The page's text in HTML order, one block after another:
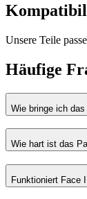
Unsere Teile
Häufige
Wie bringe ich
Wie hart ist das
Funktioniert Face